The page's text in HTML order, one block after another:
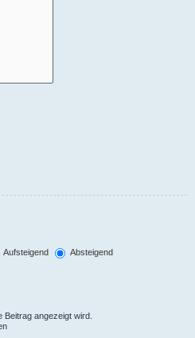
Aufsteigend
Absteigend
angezeigt wird.